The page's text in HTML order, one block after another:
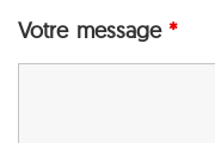
Votre message *